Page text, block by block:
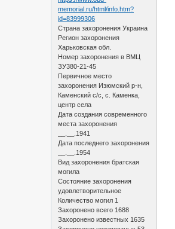
memorial.ru/html/info.htm?
id=83999306
Страна захоронения Украина
Регион захоронения
Харьковская обл.
Номер захоронения в ВМЦ
ЗУ380-21-45
Первичное место
захоронения Изюмский р-н,
Каменский с/с, с. Каменка,
центр села
Дата создания современного
места захоронения
__.__.1941
Дата последнего захоронения
__.__.1954
Вид захоронения братская
могила
Состояние захоронения
удовлетворительное
Количество могил 1
Захоронено всего 1688
Захоронено известных 1635